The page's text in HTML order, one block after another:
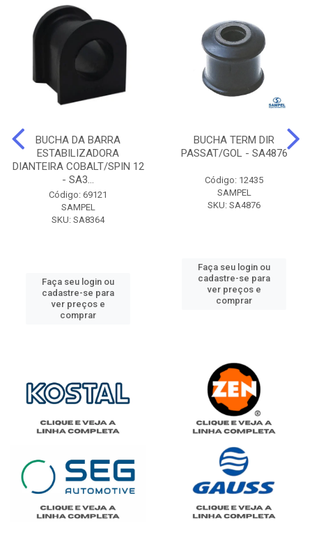
BUCHA DA BARRA
ESTABILIZADORA
DIANTEIRA COBALT/SPIN 12
- SA3...
Código: 69121
SAMPEL
SKU: SA8364
Faça seu login ou
cadastre-se para
ver preços e
comprar
BUCHA TERM DIR
PASSAT/GOL - SA4876
Código: 12435
SAMPEL
SKU: SA4876
Faça seu login ou
cadastre-se para
ver preços e
comprar